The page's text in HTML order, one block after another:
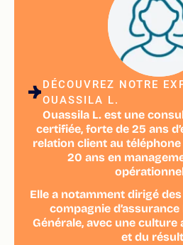
DÉCOUVREZ NOTRE
OUASSILA L.
Ouassila L. est une
certifiée, forte de 25 ans
relation client au
20 ans en
Elle a notamment dirigé
compagnie d’assurance
Générale, avec une
et du